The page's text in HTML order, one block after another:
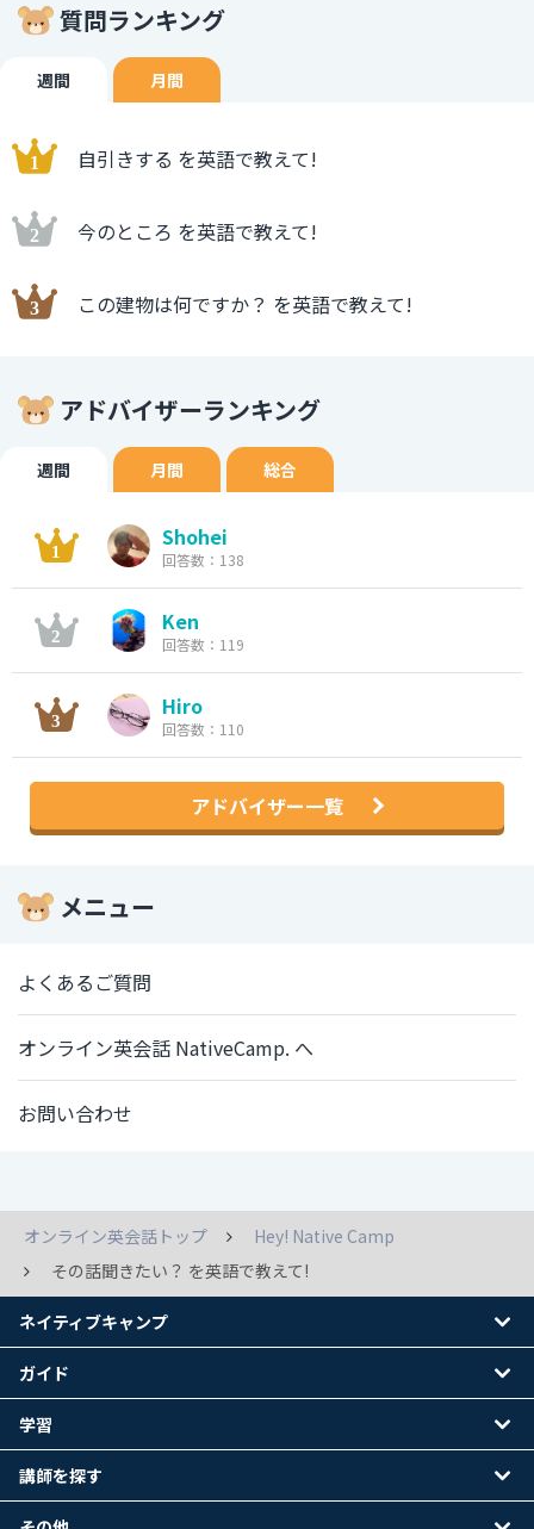
質問ランキング
週間 月間
自引きする を英語で教えて!
今のところ を英語で教えて!
この建物は何ですか？ を英語で教えて!
アドバイザーランキング
週間 月間 総合
Shohei
回答数：138
Ken
回答数：119
Hiro
回答数：110
アドバイザー一覧
メニュー
よくあるご質問
オンライン英会話 NativeCamp. へ
お問い合わせ
オンライン英会話トップ
Hey! Native Camp
その話聞きたい？ を英語で教えて!
ネイティブキャンプ
ガイド
学習
講師を探す